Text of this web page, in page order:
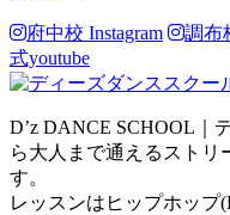
府中校 Instagram 調布
式youtube
D’z DANCE SCHOOL｜
ら大人まで通えるストリ
す。
レッスンはヒップホップ